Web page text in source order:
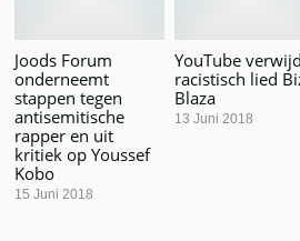
Joods Forum
onderneemt
stappen tegen
antisemitische
rapper en uit
kritiek op Youssef
Kobo
15 Juni 2018
YouTube
racistisch lied
Blaza
13 Juni 2018